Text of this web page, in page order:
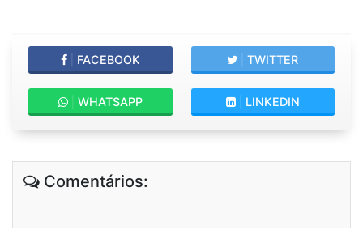
FACEBOOK TWITTER
WHATSAPP LINKEDIN
Comentários: